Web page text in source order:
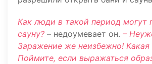
Как люди в такой период могут
сауну? – недоумевает он. –
Заражение же неизбежно! Какая
Поймите, если выражаться